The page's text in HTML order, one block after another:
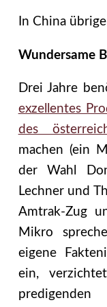
In China
Wundersame
Drei Jahre
exzellentes
des
machen (ein
der Wahl
Lechner und
Amtrak-Zug
Mikro
eigene
ein,